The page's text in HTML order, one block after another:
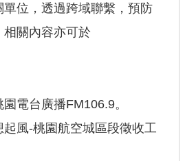
】
位，透過跨域聯繫，預防
關內容亦可於
電台廣播FM106.9。
風-桃園航空城區段徵收工